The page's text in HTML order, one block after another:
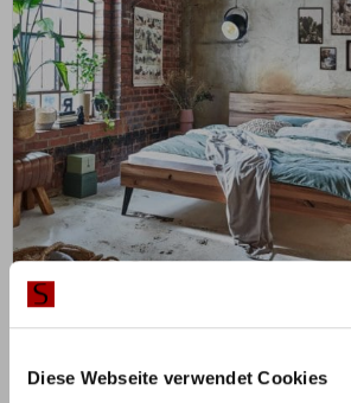
Diese Webseite verwendet Cookies